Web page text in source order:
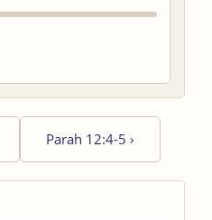
Parah 12:4-5 ›